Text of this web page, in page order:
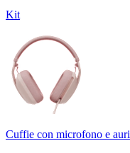
Kit
Cuffie con microfono e